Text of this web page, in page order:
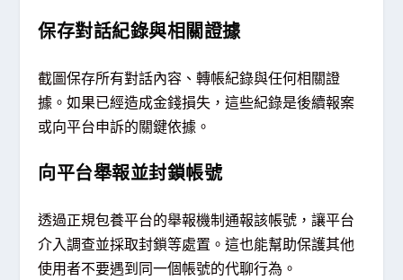
保存對話紀錄與相關證據
截圖保存所有對話內容、轉帳紀錄與任何相關證
據。如果已經造成金錢損失，這些紀錄是後續報案
或向平台申訴的關鍵依據。
向平台舉報並封鎖帳號
透過正規包養平台的舉報機制通報該帳號，讓平台
介入調查並採取封鎖等處置。這也能幫助保護其他
使用者不要遇到同一個帳號的代聊行為。